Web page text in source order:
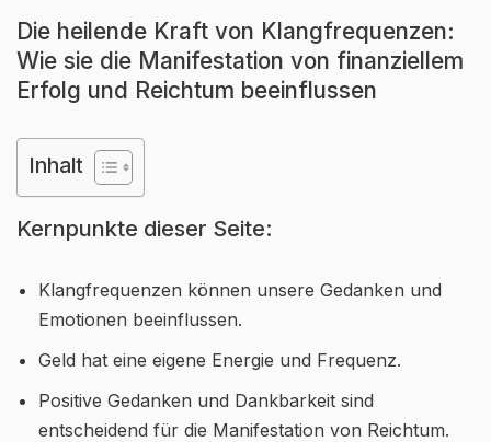
Die heilende Kraft von Klangfrequenzen:
Wie sie die Manifestation von finanziellem
Erfolg und Reichtum beeinflussen
Inhalt
Kernpunkte dieser Seite:
Klangfrequenzen können unsere Gedanken und
Emotionen beeinflussen.
Geld hat eine eigene Energie und Frequenz.
Positive Gedanken und Dankbarkeit sind
entscheidend für die Manifestation von Reichtum.